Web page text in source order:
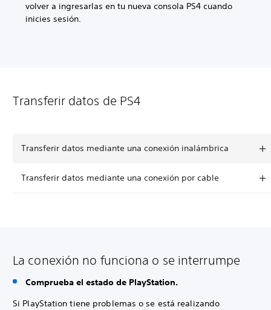
volver a ingresarlas en tu nueva consola PS4 cuando
inicies sesión.
Transferir datos de PS4
Transferir datos mediante una conexión inalámbrica
Transferir datos mediante una conexión por cable
La conexión no funciona o se interrumpe
Comprueba el estado de PlayStation.
Si PlayStation tiene problemas o se está realizando